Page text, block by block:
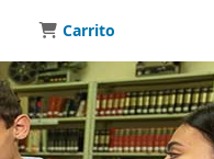
Carrito